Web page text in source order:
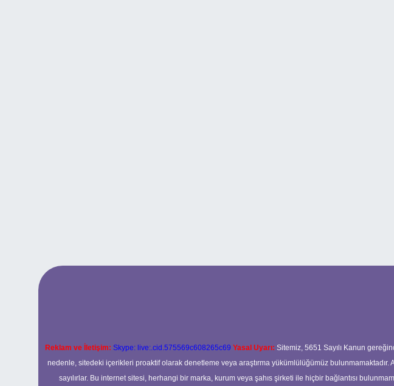
Reklam ve İletişim: Skype: live:.cid.575569c608265c69 Yasal Uyarı: Sitemiz, 5651 Sayılı Kanun
nedenle, sitedeki içerikleri proaktif olarak denetleme veya araştırma yükümlülüğümüz
sayılırlar. Bu internet sitesi, herhangi bir marka, kurum veya şahıs şirketi ile hiçbir bağlantısı